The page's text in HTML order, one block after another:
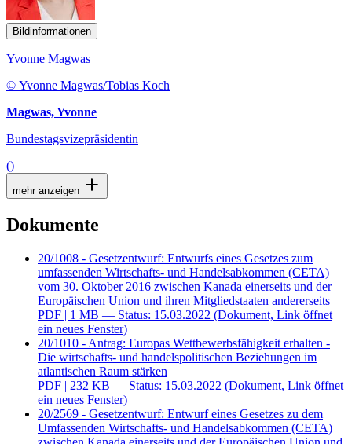
Bildinformationen
Yvonne Magwas
© Yvonne Magwas/Tobias Koch
Magwas, Yvonne
Bundestagsvizepräsidentin
()
mehr anzeigen
Dokumente
20/1008 - Gesetzentwurf: Entwurfs eines Gesetzes zum
umfassenden Wirtschafts- und Handelsabkommen (CETA)
vom 30. Oktober 2016 zwischen Kanada einerseits und der
Europäischen Union und ihren Mitgliedstaaten andererseits
PDF | 1 MB — Status: 15.03.2022 (Dokument, Link öffnet
ein neues Fenster)
20/1010 - Antrag: Europas Wettbewerbsfähigkeit erhalten -
Die wirtschafts- und handelspolitischen Beziehungen im
atlantischen Raum stärken
PDF | 232 KB — Status: 15.03.2022 (Dokument, Link öffnet
ein neues Fenster)
20/2569 - Gesetzentwurf: Entwurf eines Gesetzes zu dem
Umfassenden Wirtschafts- und Handelsabkommen (CETA)